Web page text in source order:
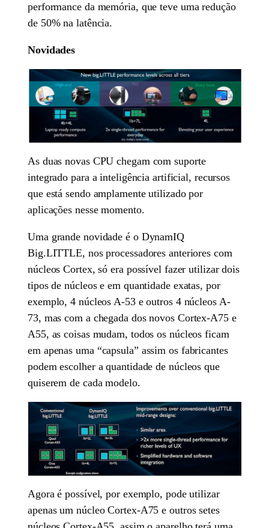
performance da memória, que teve uma redução
de 50% na latência.
Novidades
As duas novas CPU chegam com suporte
integrado para a inteligência artificial, recursos
que está sendo amplamente utilizado por
aplicações nesse momento.
Uma grande novidade é o DynamIQ
Big.LITTLE, nos processadores anteriores com
núcleos Cortex, só era possível fazer utilizar dois
tipos de núcleos e em quantidade exatas, por
exemplo, 4 núcleos A-53 e outros 4 núcleos A-
73, mas com a chegada dos novos Cortex-A75 e
A55, as coisas mudam, todos os núcleos ficam
em apenas uma “capsula” assim os fabricantes
podem escolher a quantidade de núcleos que
quiserem de cada modelo.
Agora é possível, por exemplo, pode utilizar
apenas um núcleo Cortex-A75 e outros setes